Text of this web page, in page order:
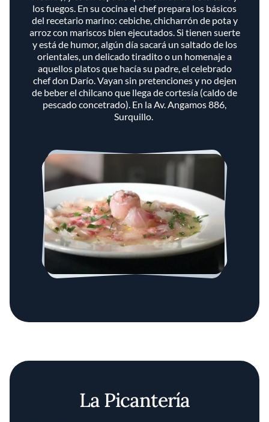
los fuegos. En su cocina el chef prepara los básicos
del recetario marino: cebiche, chicharrón de pota y
arroz con mariscos bien ejecutados. Si tienen suerte
y está de humor, algún día sacará un saltado de los
orientales, un delicado tiradito o un homenaje a
aquellos platos que hacía su padre, el celebrado
chef don Darío. Vayan sin pretenciones y no dejen
de beber el chilcano que llega de cortesía (caldo de
pescado concetrado). En la Av. Angamos 886,
Surquillo.
La Picantería